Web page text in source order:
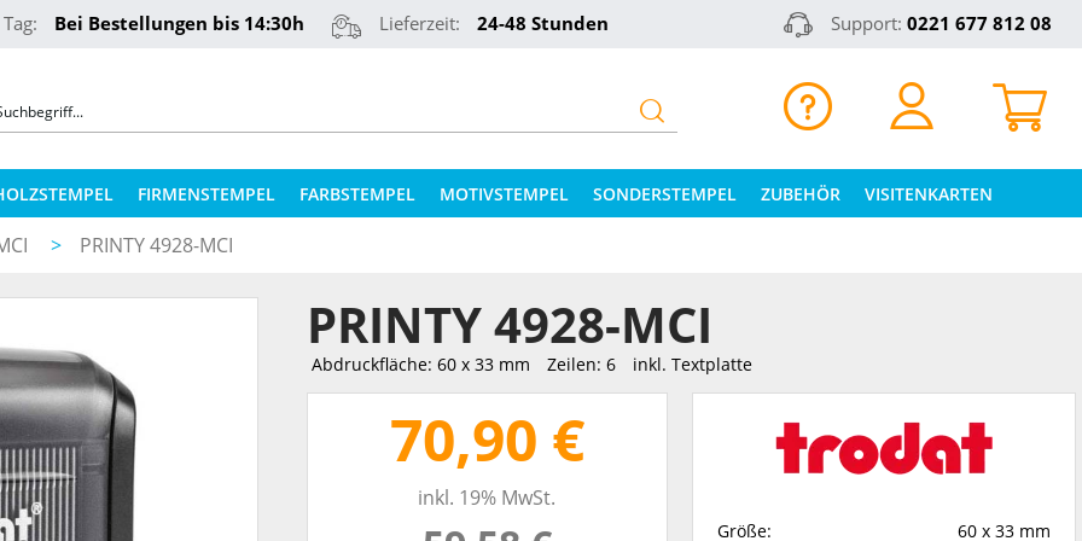
Bei Bestellungen bis 14:30h Lieferzeit: 24-48 Stunden Support: 0221 677 812 08
FIRMENSTEMPEL FARBSTEMPEL MOTIVSTEMPEL SONDERSTEMPEL
TEXTILSTEMPEL
ZUBEHÖR
COLOP STEMPELKISSEN
ERSATZPLATTEN NACH TYPEN
ERSATZPLATTEN NACH GRÖSSE
STEMPELKISSEN FÜR HOLZSTEMPEL
VISITENKARTEN
> PRINTY 4928-MCI
PRINTY 4928-MCI
Abdruckfläche: 60 x 33 mm Zeilen: 6 inkl. Textplatte
70,90 €
inkl. 19% MwSt.
Größe:
60 x 33 mm